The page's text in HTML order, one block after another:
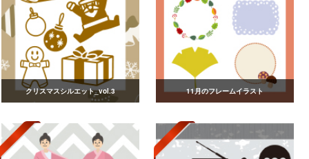
クリスマスシルエット_vol.3 11月のフレームイラスト